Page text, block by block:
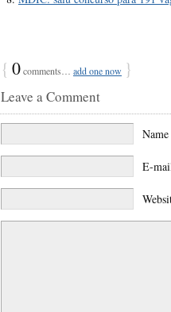
{ 0comments… add one now }
Leave a Comment
Name
E-